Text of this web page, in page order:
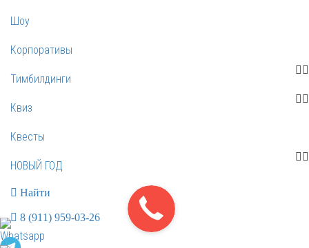
Шоу
Корпоративы
Тимбилдинги
Квиз
Квесты
НОВЫЙ ГОД
Найти
8 (911) 959-03-26